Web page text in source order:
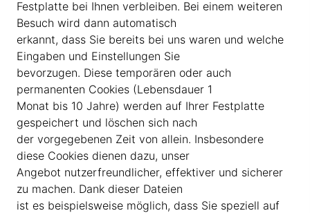
Festplatte bei Ihnen verbleiben. Bei einem weiteren
Besuch wird dann automatisch
erkannt, dass Sie bereits bei uns waren und welche
Eingaben und Einstellungen Sie
bevorzugen. Diese temporären oder auch
permanenten Cookies (Lebensdauer 1
Monat bis 10 Jahre) werden auf Ihrer Festplatte
gespeichert und löschen sich nach
der vorgegebenen Zeit von allein. Insbesondere
diese Cookies dienen dazu, unser
Angebot nutzerfreundlicher, effektiver und sicherer
zu machen. Dank dieser Dateien
ist es beispielsweise möglich, dass Sie speziell auf